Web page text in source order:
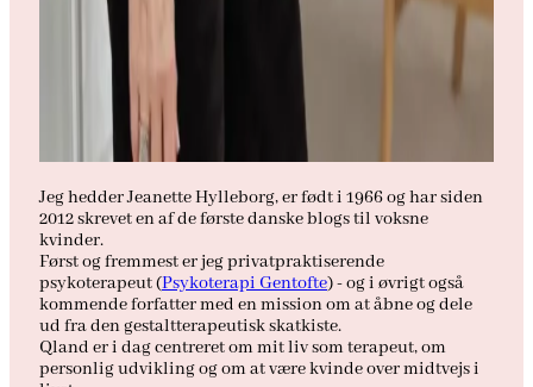
Jeg hedder Jeanette Hylleborg, er født i 1966 og har siden
2012 skrevet en af de første danske blogs til voksne
kvinder.
Først og fremmest er jeg privatpraktiserende
psykoterapeut (Psykoterapi Gentofte) - og i øvrigt også
kommende forfatter med en mission om at åbne og dele
ud fra den gestaltterapeutisk skatkiste.
Qland er i dag centreret om mit liv som terapeut, om
personlig udvikling og om at være kvinde over midtvejs i